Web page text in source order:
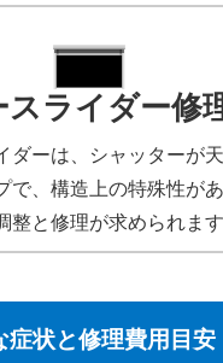
ライダー修
ダーは、シャッターが
で、構造上の特殊性があ
整と修理が求められます
症状と修理費用目安